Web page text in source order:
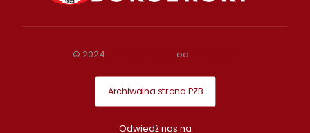
© 2024 od
Archiwalna strona PZB
Odwiedź nas na